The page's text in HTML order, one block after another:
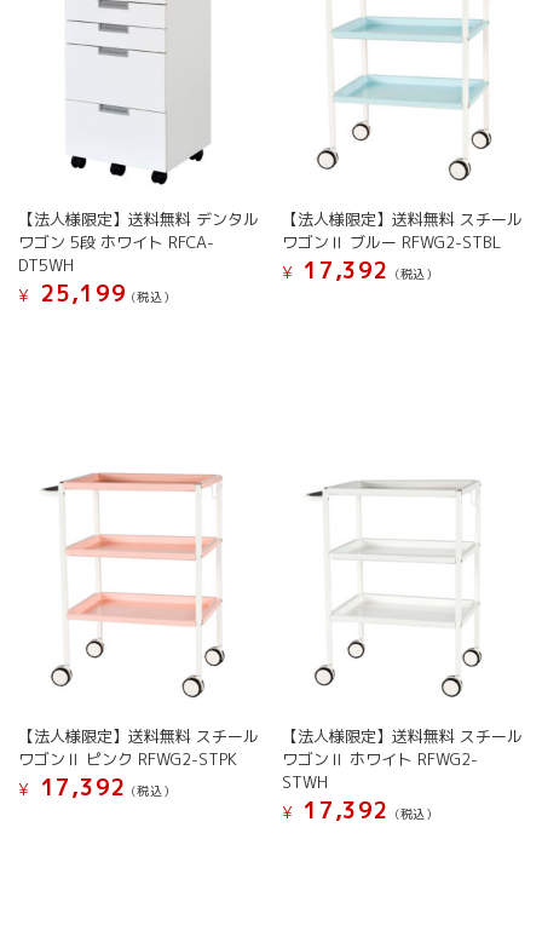
【法人様限定】送料無料 デンタル
ワゴン 5段 ホワイト RFCA-
DT5WH
¥
25,199 (税込）
【法人様限定】送料無料 スチール
ワゴンⅡ ブルー RFWG2-STBL
¥
17,392 (税込）
【法人様限定】送料無料 スチール
ワゴンⅡ ピンク RFWG2-STPK
¥
17,392 (税込）
【法人様限定】送料無料 スチール
ワゴンⅡ ホワイト RFWG2-
STWH
¥
17,392 (税込）